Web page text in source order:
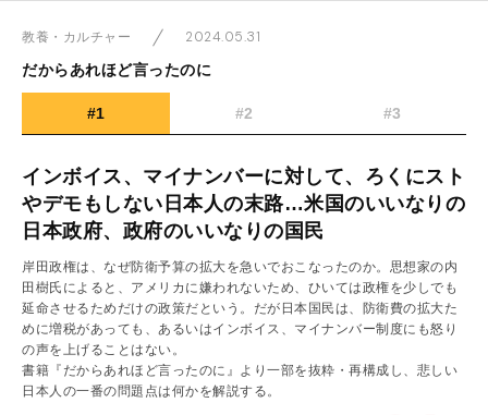
教養・カルチャー
2024.05.31
だからあれほど言ったのに
#1 #2 #3
インボイス、マイナンバーに対して、ろくにスト
やデモもしない日本人の末路…米国のいいなりの
日本政府、政府のいいなりの国民
岸田政権は、なぜ防衛予算の拡大を急いでおこなったのか。思想家の内
田樹氏によると、アメリカに嫌われないため、ひいては政権を少しでも
延命させるためだけの政策だという。だが日本国民は、防衛費の拡大た
めに増税があっても、あるいはインボイス、マイナンバー制度にも怒り
の声を上げることはない。
書籍『だからあれほど言ったのに』より一部を抜粋・再構成し、悲しい
日本人の一番の問題点は何かを解説する。